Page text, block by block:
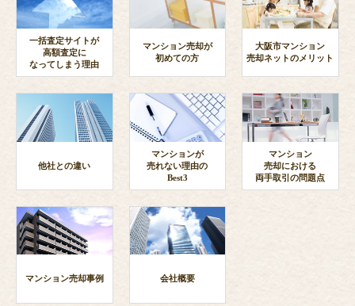
一括査定サイトが
高額査定に
なってしまう理由
マンション売却が
初めての方
大阪市マンション
売却ネットのメリット
他社との違い
マンションが
売れない理由の
Best3
マンション
売却における
両手取引の問題点
マンション売却事例 会社概要